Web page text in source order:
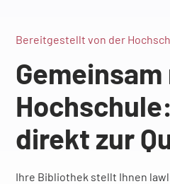
Bereitgestellt von der
direkt zur
Ihre Bibliothek stellt Ihnen